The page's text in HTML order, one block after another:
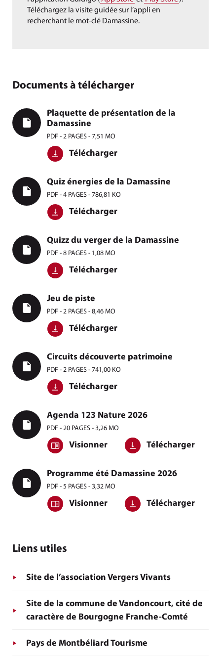
Téléchargez la visite guidée sur l’appli en
recherchant le mot-clé Damassine.
Documents à télécharger
Plaquette de présentation de la
Damassine
PDF - 2 PAGES - 7,51 MO
Télécharger
Quiz énergies de la Damassine
PDF - 4 PAGES - 786,81 KO
Télécharger
Quizz du verger de la Damassine
PDF - 8 PAGES - 1,08 MO
Télécharger
Jeu de piste
PDF - 2 PAGES - 8,46 MO
Télécharger
Circuits découverte patrimoine
PDF - 2 PAGES - 741,00 KO
Télécharger
Agenda 123 Nature 2026
PDF - 20 PAGES - 3,26 MO
Visionner Télécharger
Programme été Damassine 2026
PDF - 5 PAGES - 3,32 MO
Visionner Télécharger
Liens utiles
Site de l’association Vergers Vivants
Site de la commune de Vandoncourt, cité de
caractère de Bourgogne Franche-Comté
Pays de Montbéliard Tourisme